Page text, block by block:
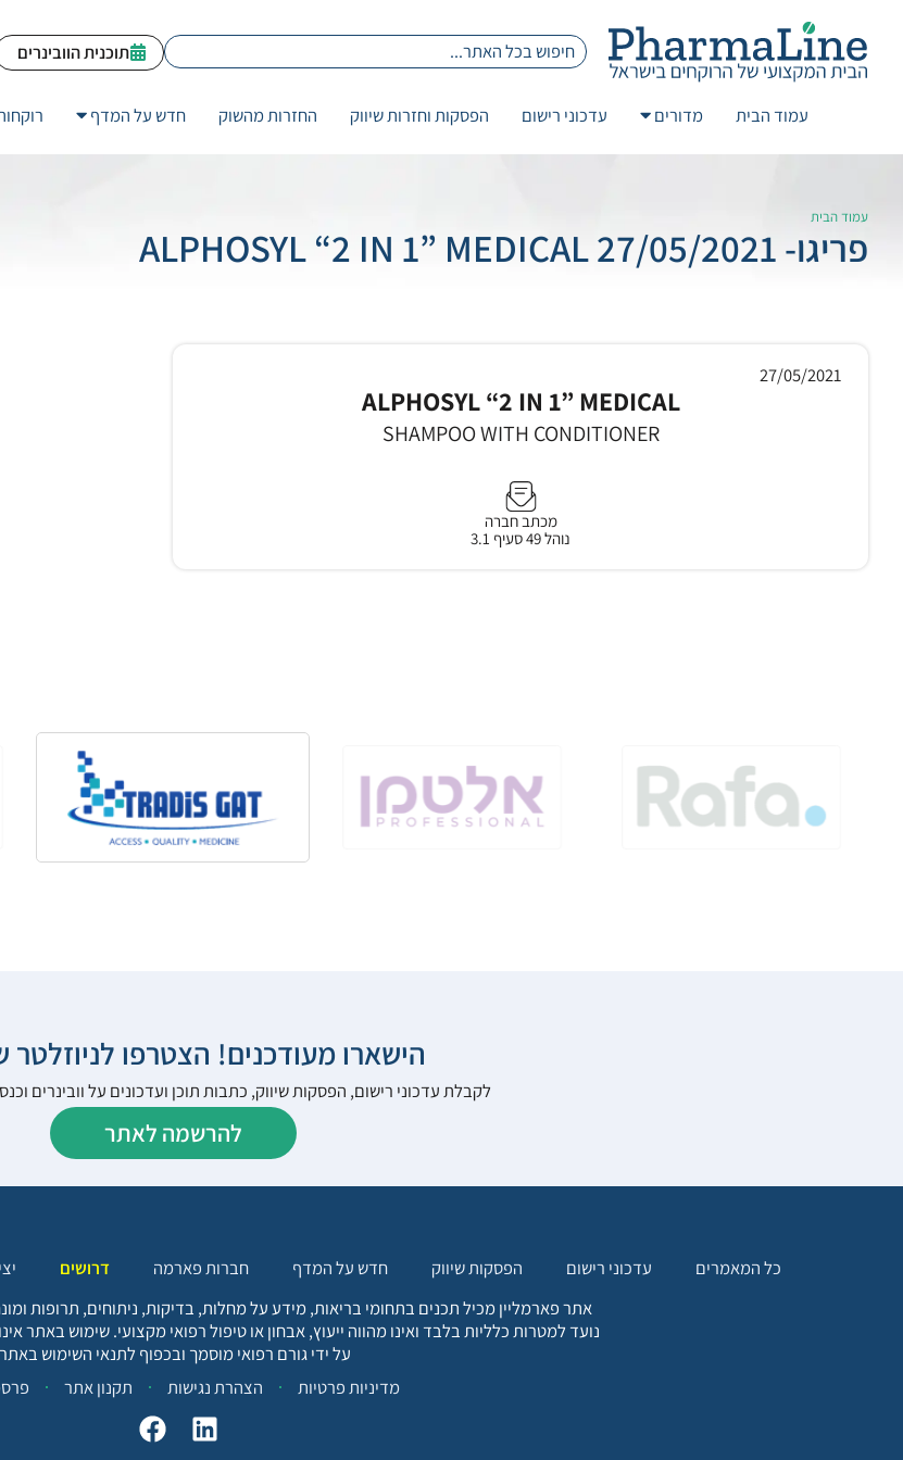
תוכנית הוובינרים
עמוד הבית מדורים עדכוני רישום הפסקות וחזרות שיווק החזרות מהשוק חדש על המדף
עמוד הבית
פריגו- 27/05/2021 ALPHOSYL “2 IN 1” MEDICAL
27/05/2021
ALPHOSYL “2 IN 1” MEDICAL
SHAMPOO WITH CONDITIONER
מכתב חברה
נוהל 49 סעיף 3.1
הישארו מעודכנים! הצטרפו לניוזלטר
לקבלת עדכוני רישום, הפסקות שיווק, כתבות תוכן ועדכונים על וובינרים
להרשמה לאתר
כל המאמרים עדכוני רישום הפסקות שיווק חדש על המדף חברות פארמה דרושים
אתר פארמליין מכיל תכנים בתחומי בריאות, מידע על מחלות, בדיקות, ניתוחים, תרופות
נועד למטרות כלליות בלבד ואינו מהווה ייעוץ, אבחון או טיפול רפואי מקצועי. שימוש באתר
על ידי גורם רפואי מוסמך ובכפוף לתנאי השימוש
מדיניות פרטיות
הצהרת נגישות תקנון אתר